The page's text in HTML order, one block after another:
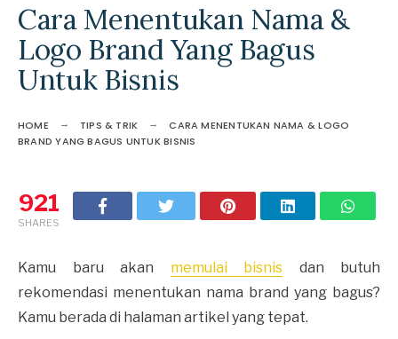
Cara Menentukan Nama &
Logo Brand Yang Bagus
Untuk Bisnis
HOME TIPS & TRIK
CARA MENENTUKAN NAMA & LOGO
BRAND YANG BAGUS UNTUK BISNIS
921
SHARES
Kamu baru akan memulai bisnis dan butuh
rekomendasi menentukan nama brand yang bagus?
Kamu berada di halaman artikel yang tepat.